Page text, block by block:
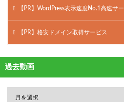
【PR】WordPress表示速度No.1高速サ
【PR】格安ドメイン取得サービス
過去動画